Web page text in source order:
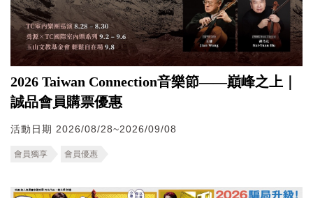
2026 Taiwan Connection音樂節——巔峰之上｜
誠品會員購票優惠
活動日期 2026/08/28~2026/09/08
會員獨享 會員優惠